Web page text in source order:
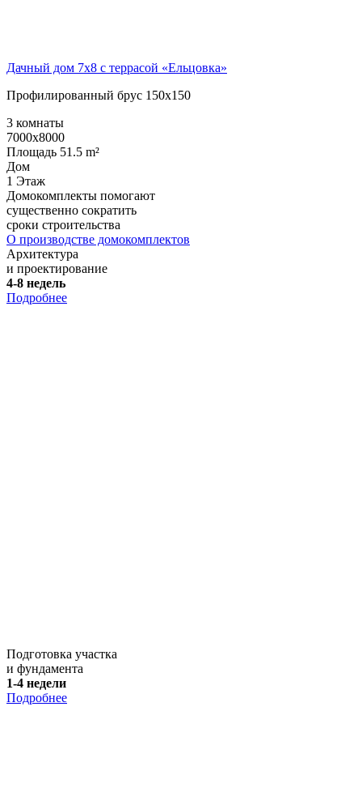
Дачный дом 7х8 с террасой «Ельцовка»
Профилированный брус 150х150
3 комнаты
7000x8000
Площадь 51.5 m²
Дом
1 Этаж
Домокомплекты помогают
существенно сократить
сроки строительства
О производстве домокомплектов
Архитектура
и проектирование
4-8 недель
Подробнее
Подготовка участка
и фундамента
1-4 недели
Подробнее